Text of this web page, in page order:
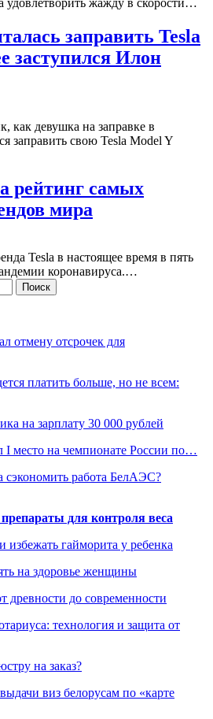
удовлетворить жажду в скорости…
заправить Tesla
заступился Илон
как девушка на заправке в
заправить свою Tesla Model Y
рейтинг самых
мира
Tesla в настоящее время в пять
коронавируса.…
отмену отсрочек для
платить больше, но не всем:
на зарплату 30 000 рублей
I место на чемпионате России по…
сэкономить работа БелАЭС?
для контроля веса
избежать гайморита у ребенка
на здоровье женщины
древности до современности
технология и защита от
на заказ?
виз белорусам по «карте